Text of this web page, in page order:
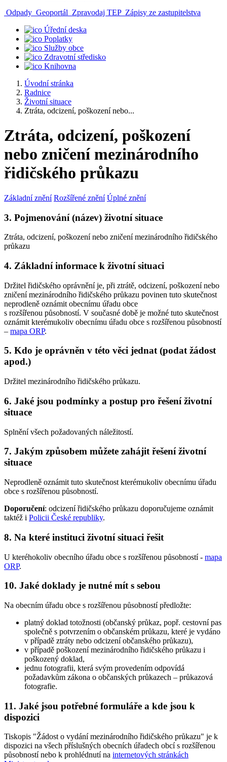
Odpady Geoportál Zpravodaj TEP Zápisy ze zastupitelstva
Úřední deska
Poplatky
Služby obce
Zdravotní středisko
Knihovna
Úvodní stránka
Radnice
Životní situace
Ztráta, odcizení, poškození nebo...
Ztráta, odcizení, poškození
nebo zničení mezinárodního
řidičského průkazu
Základní znění Rozšířené znění Úplné znění
3. Pojmenování (název) životní situace
Ztráta, odcizení, poškození nebo zničení mezinárodního řidičského
průkazu
4. Základní informace k životní situaci
Držitel řidičského oprávnění je, při ztrátě, odcizení, poškození nebo
zničení mezinárodního řidičského průkazu povinen tuto skutečnost
neprodleně oznámit obecnímu úřadu obce
s rozšířenou působností. V současné době je možné tuto skutečnost
oznámit kterémukoliv obecnímu úřadu obce s rozšířenou působností
– mapa ORP.
5. Kdo je oprávněn v této věci jednat (podat žádost
apod.)
Držitel mezinárodního řidičského průkazu.
6. Jaké jsou podmínky a postup pro řešení životní
situace
Splnění všech požadovaných náležitostí.
7. Jakým způsobem můžete zahájit řešení životní
situace
Neprodleně oznámit tuto skutečnost kterémukoliv obecnímu úřadu
obce s rozšířenou působností.
Doporučení: odcizení řidičského průkazu doporučujeme oznámit
taktéž i Policii České republiky.
8. Na které instituci životní situaci řešit
U kteréhokoliv obecního úřadu obce s rozšířenou působností - mapa
ORP.
10. Jaké doklady je nutné mít s sebou
Na obecním úřadu obce s rozšířenou působností předložte:
platný doklad totožnosti (občanský průkaz, popř. cestovní pas
společně s potvrzením o občanském průkazu, které je vydáno
v případě ztráty nebo odcizení občanského průkazu),
v případě poškození mezinárodního řidičského průkazu i
poškozený doklad,
jednu fotografii, která svým provedením odpovídá
požadavkům zákona o občanských průkazech – průkazová
fotografie.
11. Jaké jsou potřebné formuláře a kde jsou k
dispozici
Tiskopis "Žádost o vydání mezinárodního řidičského průkazu" je k
dispozici na všech příslušných obecních úřadech obcí s rozšířenou
působností nebo k prohlédnutí na internetových stránkách